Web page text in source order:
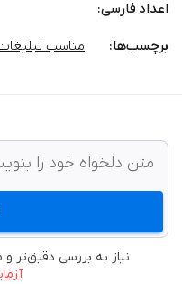
اعداد فارسی:
برچسب‌‌ها: مناسب
نیاز به بررسی دقیق‌تر